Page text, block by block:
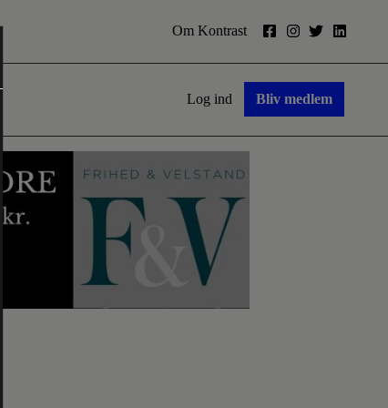
Om Kontrast
Log ind Bliv medlem